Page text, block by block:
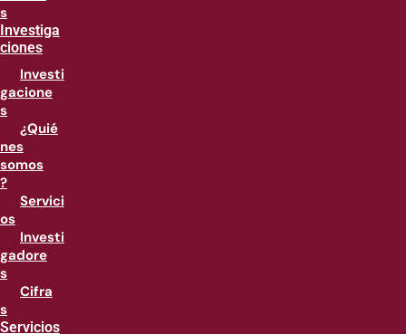
s
Investiga
ciones
Investi
gacione
s
¿Quié
nes
somos
?
Servici
os
Investi
gadore
s
Cifra
s
Servicios